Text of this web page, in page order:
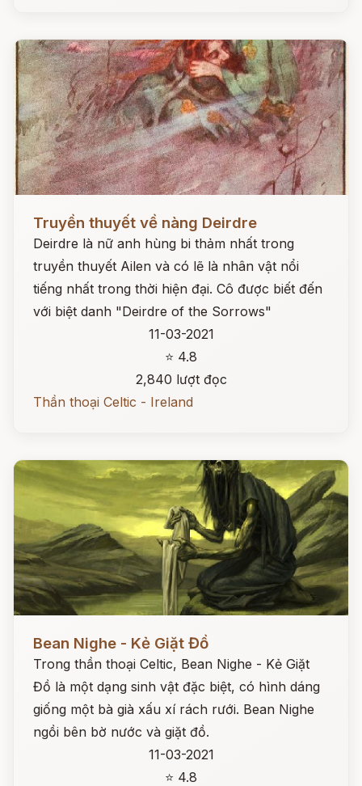
Đọc ngay
Truyền thuyết về nàng Deirdre
Deirdre là nữ anh hùng bi thảm nhất trong
truyền thuyết Ailen và có lẽ là nhân vật nổi
tiếng nhất trong thời hiện đại. Cô được biết đến
với biệt danh "Deirdre of the Sorrows"
11-03-2021
⭐ 4.8
2,840 lượt đọc
Thần thoại Celtic - Ireland
Bean Nighe - Kẻ Giặt Đồ
Trong thần thoại Celtic, Bean Nighe - Kẻ Giặt
Đồ là một dạng sinh vật đặc biệt, có hình dáng
giống một bà già xấu xí rách rưới. Bean Nighe
ngồi bên bờ nước và giặt đồ.
11-03-2021
⭐ 4.8